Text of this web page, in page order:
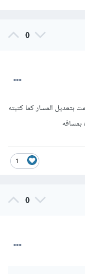
0
المسار كما كتبته
1
0